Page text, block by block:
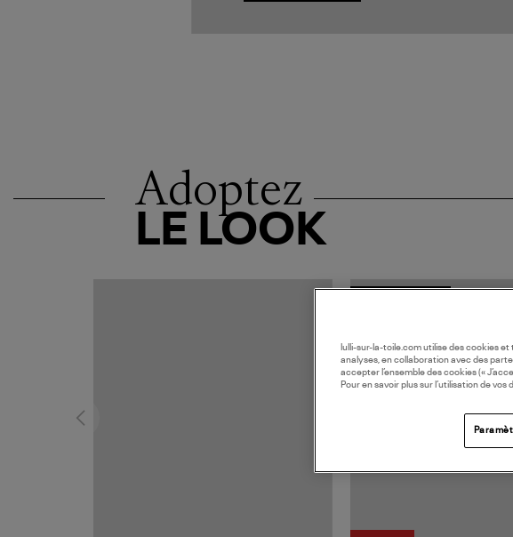
Adoptez
LE LOOK
lulli-sur-la-toile.com utilise des cookies
analyses, en collaboration avec des
accepter l’ensemble des cookies («
Pour en savoir plus sur l’utilisation de vos